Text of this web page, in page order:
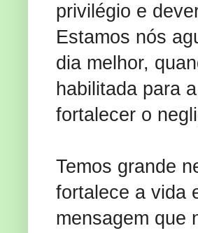
privilégio e
Estamos nós
dia melhor,
habilitada para
fortalecer o
Temos grande
fortalece a vida
mensagem que